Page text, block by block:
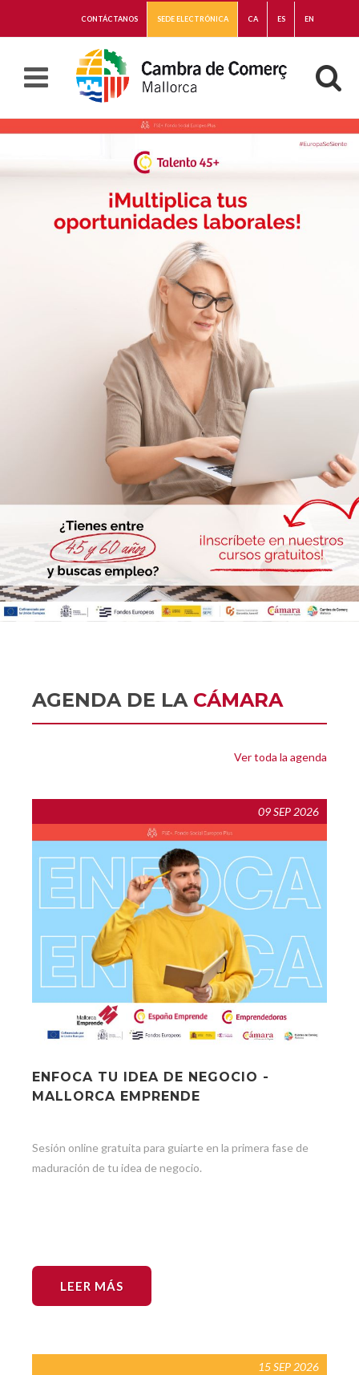
CONTÁCTANOS SEDE ELECTRÓNICA CA ES EN
AGENDA DE LA CÁMARA
Ver toda la agenda
09 SEP 2026
ENFOCA TU IDEA DE NEGOCIO -
MALLORCA EMPRENDE
Sesión online gratuita para guiarte en la primera fase de
maduración de tu idea de negocio.
LEER MÁS
15 SEP 2026